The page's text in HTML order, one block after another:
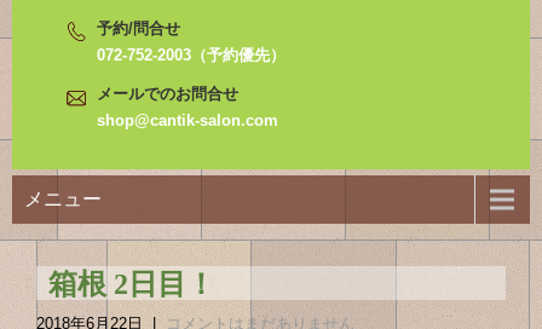
予約/問合せ
072-752-2003（予約優先）
メールでのお問合せ
shop@cantik-salon.com
メニュー
箱根 2日目！
2018年6月22日 | コメントはまだありません